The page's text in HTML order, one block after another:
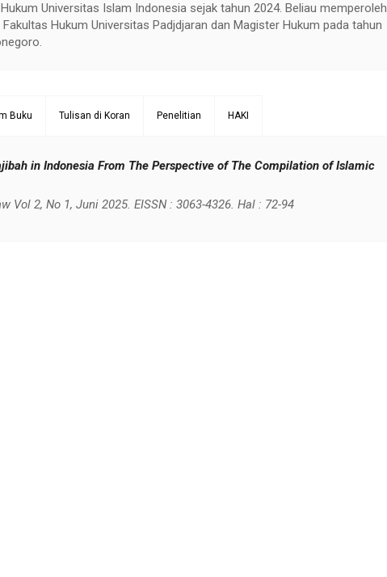
Universitas Islam Indonesia sejak tahun 2024. Beliau memperoleh
Hukum Universitas Padjdjaran dan Magister Hukum pada tahun
Buku Tulisan di Koran Penelitian HAKI
in Indonesia From The Perspective of The Compilation of Islamic
Vol 2, No 1, Juni 2025. EISSN : 3063-4326. Hal : 72-94